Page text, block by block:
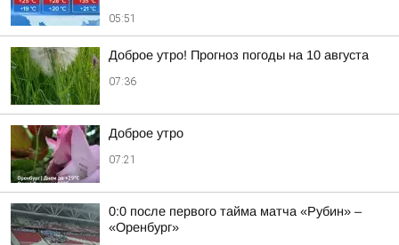
05:51
Доброе утро! Прогноз погоды на 10 августа
07:36
Доброе утро
07:21
0:0 после первого тайма матча «Рубин» –
«Оренбург»